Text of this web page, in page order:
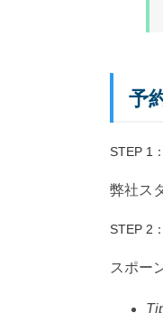
予
STEP 1
弊社ス
STEP 2
スポー